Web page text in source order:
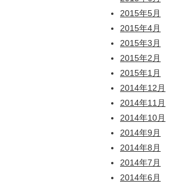
2015年5月
2015年4月
2015年3月
2015年2月
2015年1月
2014年12月
2014年11月
2014年10月
2014年9月
2014年8月
2014年7月
2014年6月